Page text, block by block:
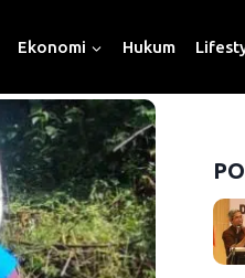
Ekonomi Hukum